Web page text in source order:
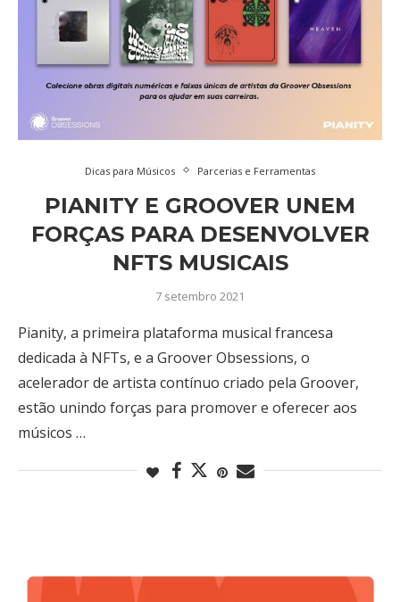
Dicas para Músicos Parcerias e Ferramentas
PIANITY E GROOVER UNEM
FORÇAS PARA DESENVOLVER
NFTS MUSICAIS
7 setembro 2021
Pianity, a primeira plataforma musical francesa
dedicada à NFTs, e a Groover Obsessions, o
acelerador de artista contínuo criado pela Groover,
estão unindo forças para promover e oferecer aos
músicos …